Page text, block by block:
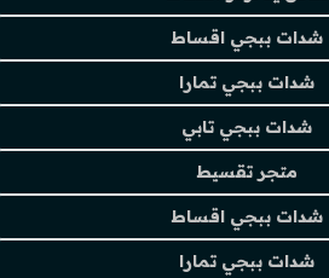
شدات ببجي اقساط
شدات ببجي تمارا
شدات ببجي تابي
متجر تقسيط
شدات ببجي اقساط
شدات ببجي تمارا